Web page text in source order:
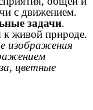
с движением.
задачи.
к живой природе.
изображения
цветные